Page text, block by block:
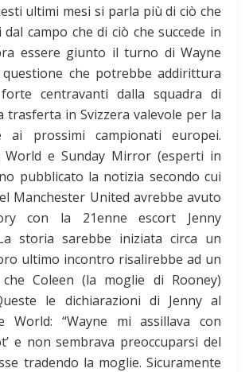
ultimi mesi si parla più di ciò che
campo che di ciò che succede in
essere giunto il turno di Wayne
questione che potrebbe addirittura
centravanti dalla squadra di
trasferta in Svizzera valevole per la
ai prossimi campionati europei.
e Sunday Mirror (esperti in
pubblicato la notizia secondo cui
Manchester United avrebbe avuto
con la 21enne escort Jenny
storia sarebbe iniziata circa un
ultimo incontro risalirebbe ad un
Coleen (la moglie di Rooney)
le dichiarazioni di Jenny al
World: “Wayne mi assillava con
e non sembrava preoccuparsi del
tradendo la moglie. Sicuramente